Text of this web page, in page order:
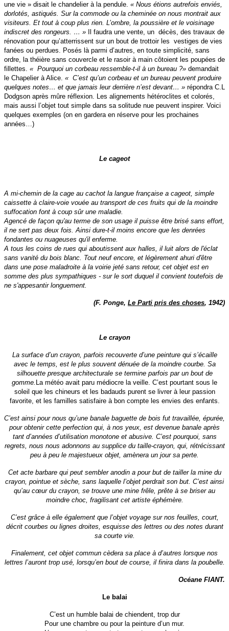
une vie » disait le chandelier à la pendule. « Nous étions autrefois enviés,
dorlotés, astiqués. Sur la commode ou la cheminée on nous montrait aux
visiteurs. Et tout à coup plus rien. L’ombre, la poussière et le voisinage
indiscret des rongeurs. … » Il faudra une vente, un décès, des travaux de
rénovation pour qu’atterrissent sur un bout de trottoir les vestiges de vies
fanées ou perdues. Posés là parmi d’autres, en toute simplicité, sans
ordre, la théière sans couvercle et le rasoir à main côtoient les poupées de
fillettes. « Pourquoi un corbeau ressemble-t-il à un bureau ?» demandait
le Chapelier à Alice. « C’est qu’un corbeau et un bureau peuvent produire
quelques notes… et que jamais leur derrière n’est devant… » répondra C.L
Dodgson après mûre réflexion. Les alignements hétéroclites et colorés,
mais aussi l’objet tout simple dans sa solitude nue peuvent inspirer. Voici
quelques exemples (on en gardera en réserve pour les prochaines
années…)
Le cageot
A mi-chemin de la cage au cachot la langue française a cageot, simple
caissette à claire-voie vouée au transport de ces fruits qui de la moindre
suffocation font à coup sûr une maladie.
Agencé de façon qu'au terme de son usage il puisse être brisé sans effort,
il ne sert pas deux fois. Ainsi dure-t-il moins encore que les denrées
fondantes ou nuageuses qu'il enferme.
A tous les coins de rues qui aboutissent aux halles, il luit alors de l'éclat
sans vanité du bois blanc. Tout neuf encore, et légèrement ahuri d'être
dans une pose maladroite à la voirie jeté sans retour, cet objet est en
somme des plus sympathiques - sur le sort duquel il convient toutefois de
ne s'appesantir longuement.
(F. Ponge, Le Parti pris des choses, 1942)
Le crayon
La surface d’un crayon, parfois recouverte d’une peinture qui s’écaille
avec le temps, est le plus souvent dénuée de la moindre courbe. Sa
silhouette presque architecturale se termine parfois par un bout de
gomme. La météo avait paru médiocre la veille. C’est pourtant sous le
soleil que les chineurs et les badauds purent se livrer à leur passion
favorite, et les familles satisfaire à bon compte les envies des enfants.
C’est ainsi pour nous qu’une banale baguette de bois fut travaillée, épurée,
pour obtenir cette perfection qui, à nos yeux, est devenue banale après
tant d’années d’utilisation monotone et abusive. C’est pourquoi, sans
regrets, nous nous adonnons au supplice du taille-crayon, qui, rétrécissant
peu à peu le majestueux objet, amènera un jour sa perte.
Cet acte barbare qui peut sembler anodin a pour but de tailler la mine du
crayon, pointue et sèche, sans laquelle l’objet perdrait son but. C’est ainsi
qu’au cœur du crayon, se trouve une mine frêle, prête à se briser au
moindre choc, fragilisant cet artiste éphémère.
C’est grâce à elle également que l’objet voyage sur nos feuilles, court,
décrit courbes ou lignes droites, esquisse des lettres ou des notes durant
sa courte vie.
Finalement, cet objet commun cèdera sa place à d’autres lorsque nos
lettres l’auront trop usé, lorsqu’en bout de course, il finira dans la poubelle.
Océane FIANT.
Le balai
C’est un humble balai de chiendent, trop dur
Pour une chambre ou pour la peinture d’un mur.